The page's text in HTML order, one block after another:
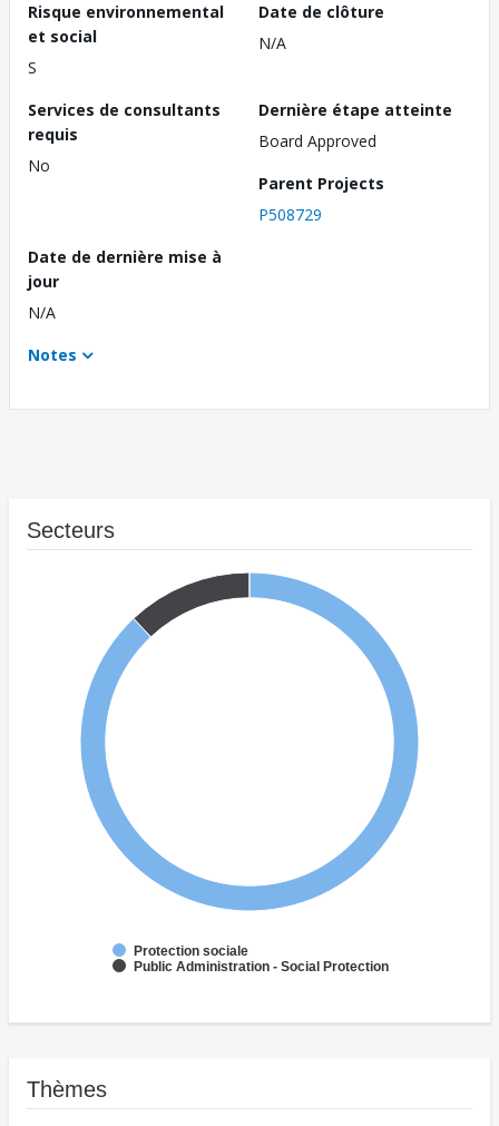
Risque environnemental
et social
S
Date de clôture
N/A
Services de consultants
requis
No
Dernière étape atteinte
Board Approved
Parent Projects
P508729
Date de dernière mise à
jour
N/A
Notes
Secteurs
Protection sociale
Public Administration - Social Protection
Thèmes